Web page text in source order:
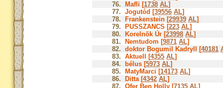
76.
Mafli [1738 AL]
77. Jogutód [39556 AL]
78.
Frankenstein [29939 AL]
79.
PUSSZANCS [223 AL]
80.
Korelnök Úr [23998 AL]
81.
Nemtudom [9871 AL]
82. doktor Bogumil Kadryll [40181
83. Aktuell [4355 AL]
84.
bélus [5973 AL]
85.
MatyMarci [14173 AL]
86.
Ditta [4342 AL]
87. Ofer Ben Holly [7135 AL]